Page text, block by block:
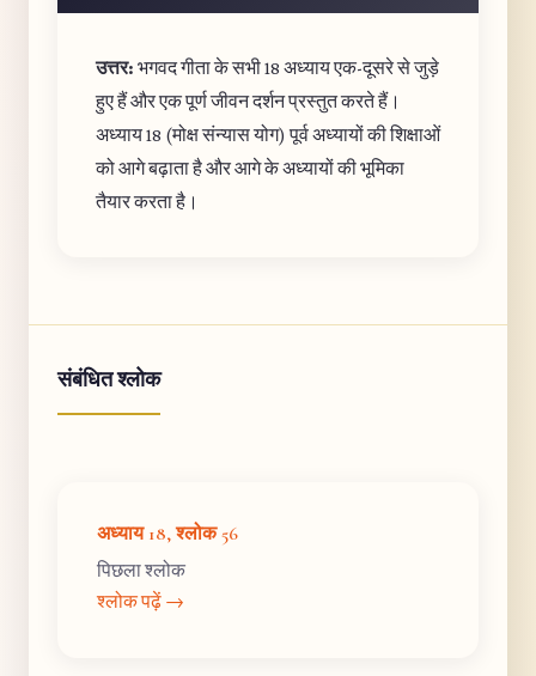
उत्तर: भगवद गीता के सभी 18 अध्याय एक-दूसरे से जुड़े
हुए हैं और एक पूर्ण जीवन दर्शन प्रस्तुत करते हैं।
अध्याय 18 (मोक्ष संन्यास योग) पूर्व अध्यायों की शिक्षाओं
को आगे बढ़ाता है और आगे के अध्यायों की भूमिका
तैयार करता है।
संबंधित श्लोक
अध्याय 18, श्लोक 56
पिछला श्लोक
श्लोक पढ़ें →